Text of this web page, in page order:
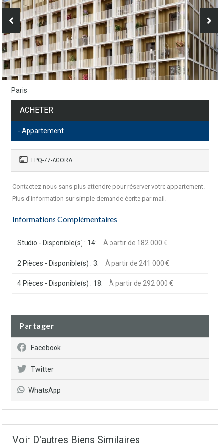
Paris
ACHETER
- Appartement
LPQ-77-AGORA
Contactez nous sans plus attendre pour réserver votre appartement.
Plus d’information sur simple demande écrite par mail.
Informations Complémentaires
Studio - Disponible(s) : 14: À partir de 182 000 €
2 Pièces - Disponible(s) : 3: À partir de 241 000 €
4 Pièces - Disponible(s) : 18: À partir de 292 000 €
Partager
Facebook
Twitter
WhatsApp
Voir D'autres Biens Similaires